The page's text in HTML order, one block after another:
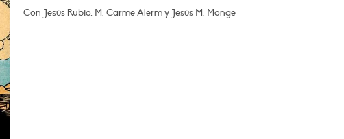
Con Jesús Rubio, M. Carme Alerm y Jesús M. Monge